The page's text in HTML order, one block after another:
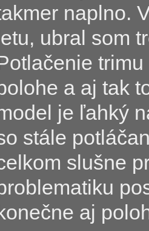
naplno.
ubral som
a aj tak
je ľahký
stále
slušne
aj